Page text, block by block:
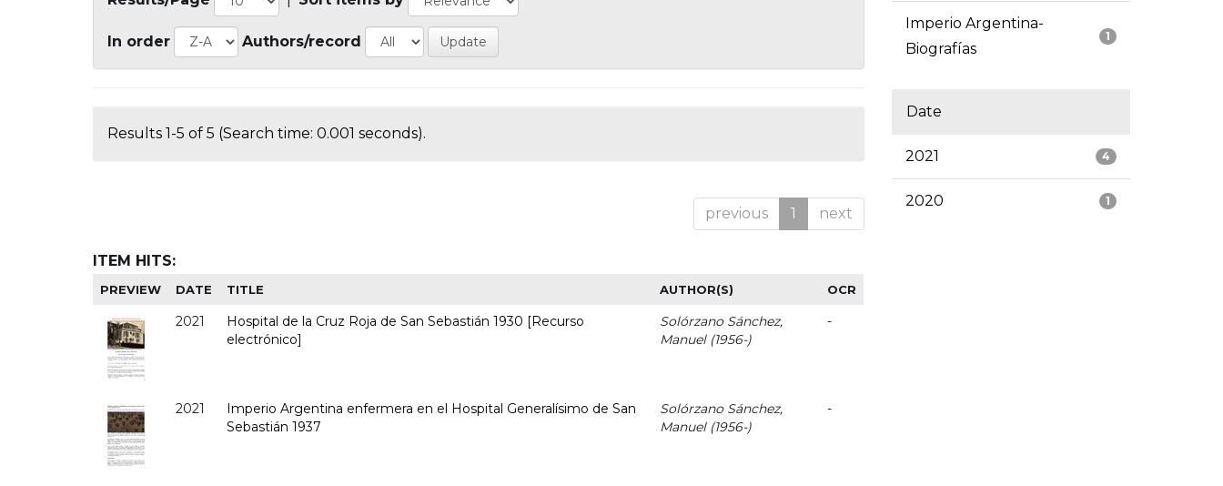
In order Authors/record
Results 1-5 of 5 (Search time: 0.001 seconds).
previous 1 next
ITEM HITS:
PREVIEW DATE TITLE AUTHOR(S) OCR
2021
Hospital de la Cruz Roja de San Sebastián 1930 [Recurso
electrónico]
Solórzano Sánchez,
Manuel (1956-)
-
2021
Imperio Argentina enfermera en el Hospital Generalísimo de San
Sebastián 1937
Solórzano Sánchez,
Manuel (1956-)
-
1
Imperio Argentina-
Biografías
Date
4
2021
1
2020